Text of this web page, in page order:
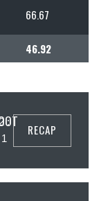
66.67
46.92
:
1
RECAP